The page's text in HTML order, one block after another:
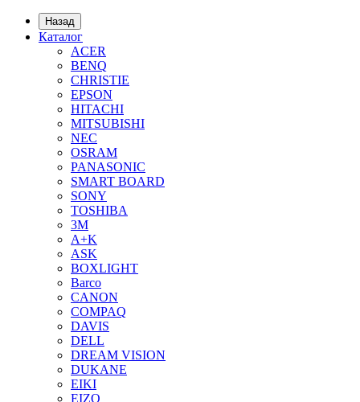
Назад
Каталог
ACER
BENQ
CHRISTIE
EPSON
HITACHI
MITSUBISHI
NEC
OSRAM
PANASONIC
SMART BOARD
SONY
TOSHIBA
3М
A+K
ASK
BOXLIGHT
Barco
CANON
COMPAQ
DAVIS
DELL
DREAM VISION
DUKANE
EIKI
EIZO